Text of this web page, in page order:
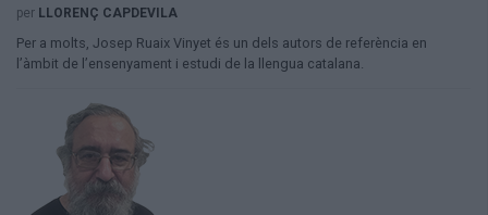
per LLORENÇ CAPDEVILA
Per a molts, Josep Ruaix Vinyet és un dels autors de referència en
l’àmbit de l’ensenyament i estudi de la llengua catalana.